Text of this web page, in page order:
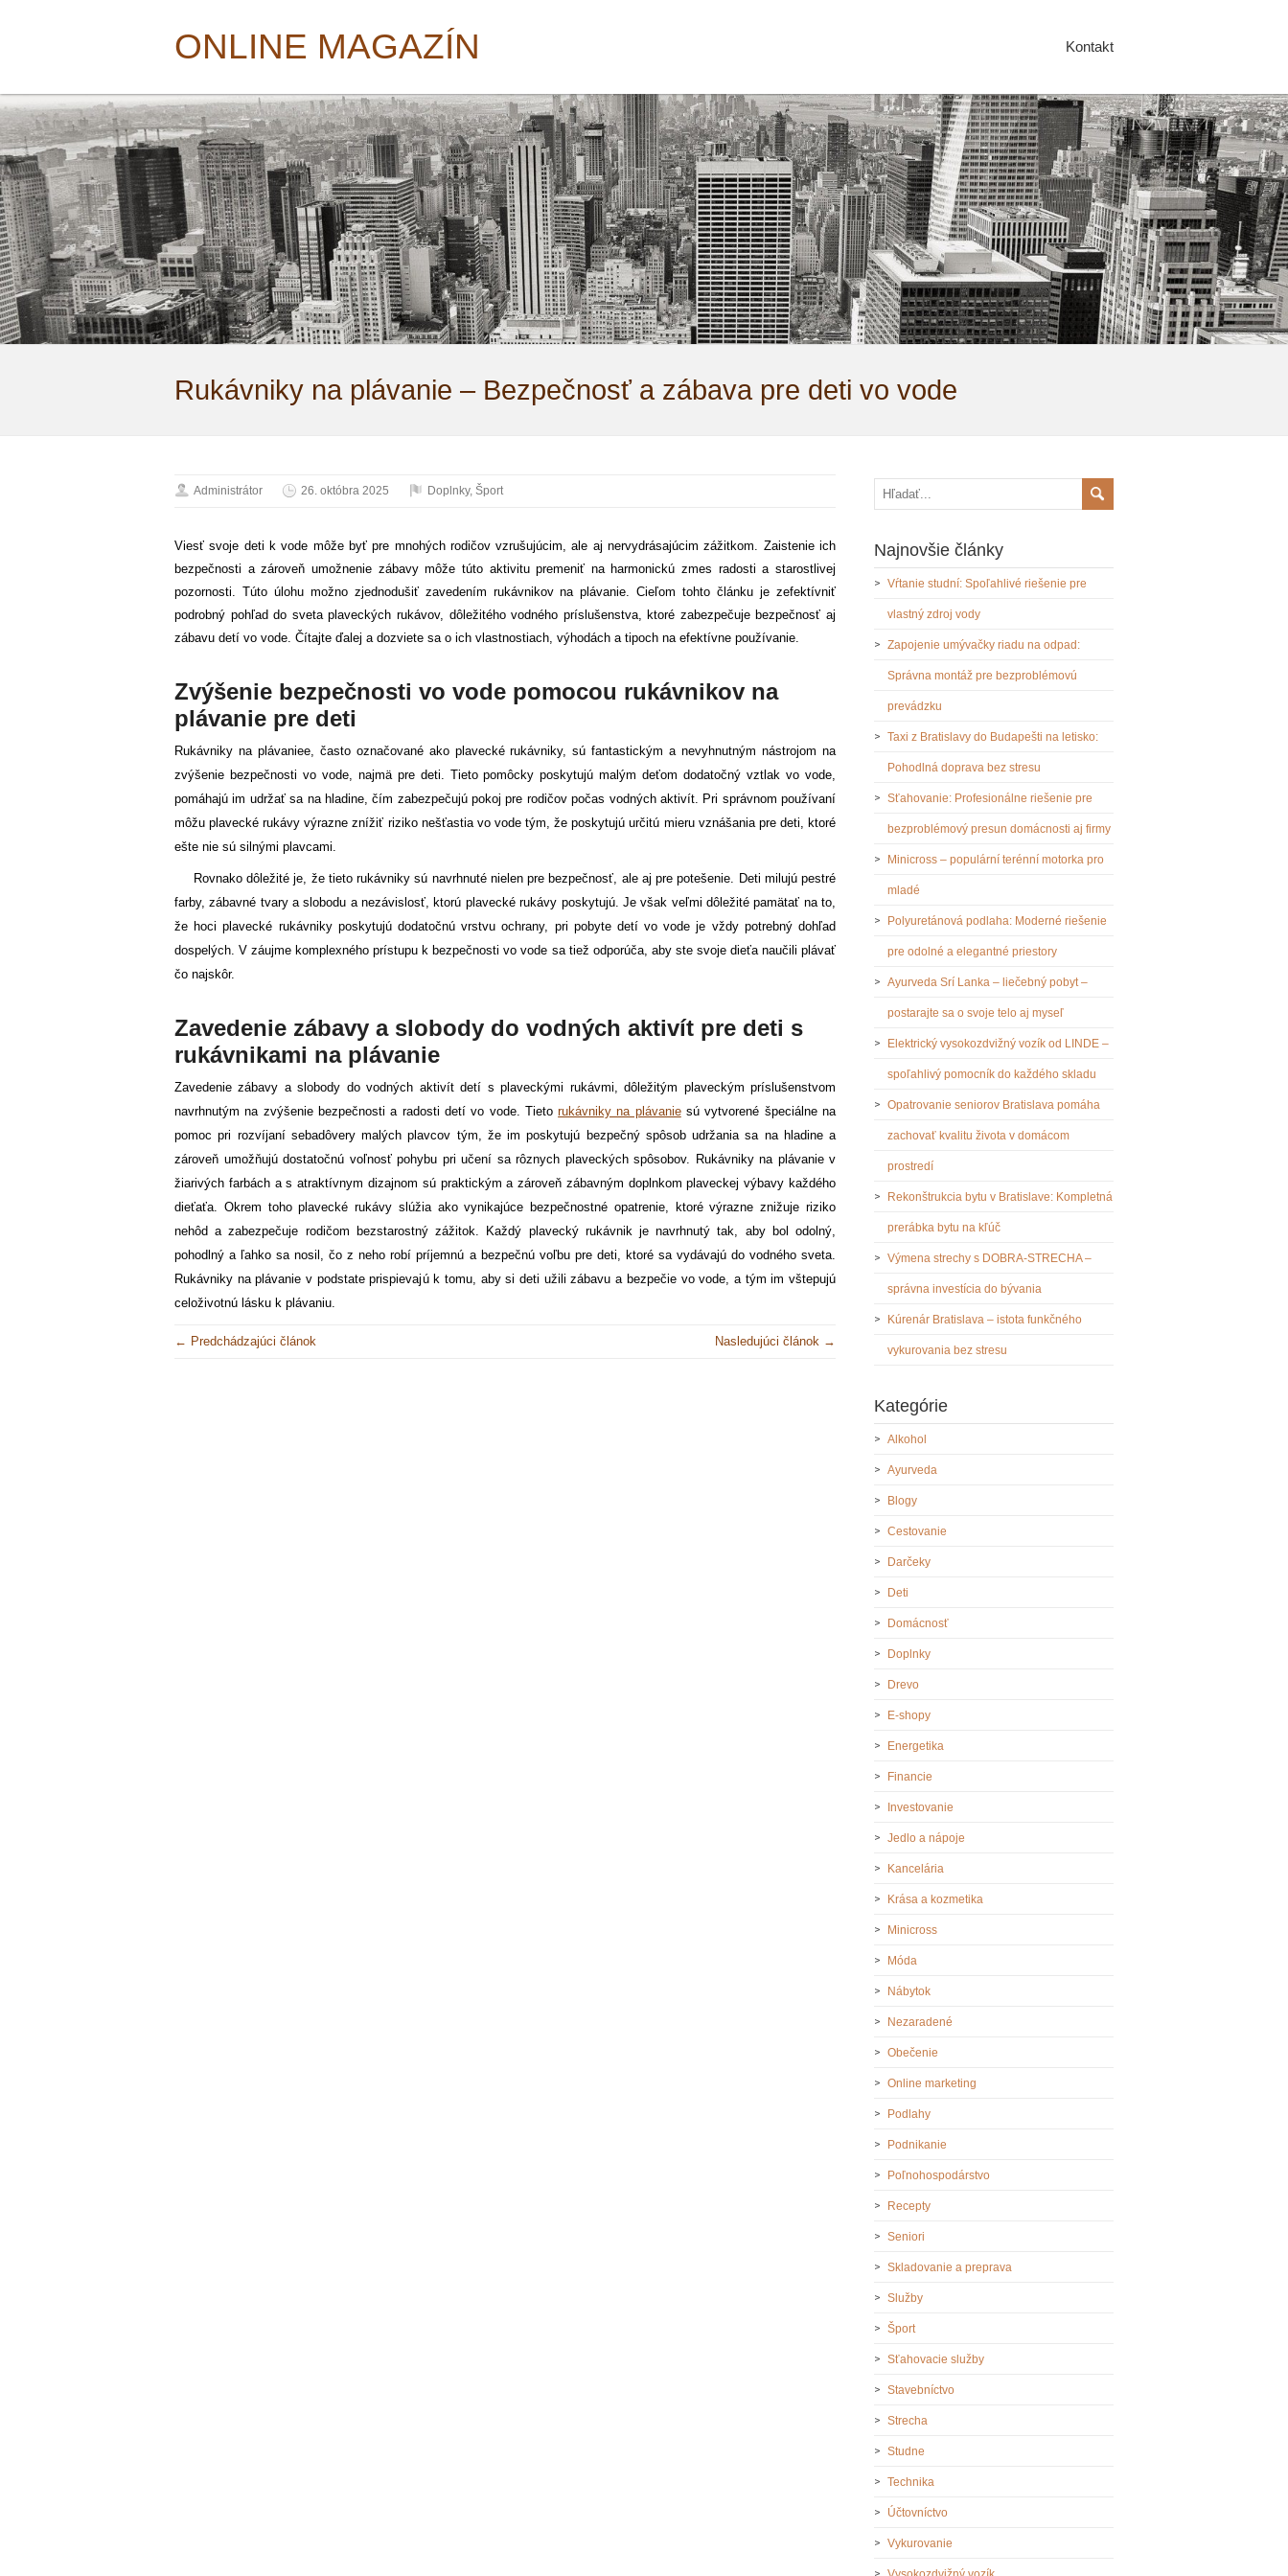
ONLINE MAGAZÍN Kontakt
Rukávniky na plávanie – Bezpečnosť a zábava pre deti vo vode
Administrátor 26. októbra 2025 Doplnky, Šport
Viesť svoje deti k vode môže byť pre mnohých rodičov vzrušujúcim, ale aj nervydrásajúcim zážitkom. Zaistenie ich
bezpečnosti a zároveň umožnenie zábavy môže túto aktivitu premeniť na harmonickú zmes radosti a starostlivej
pozornosti. Túto úlohu možno zjednodušiť zavedením rukávnikov na plávanie. Cieľom tohto článku je zefektívniť
podrobný pohľad do sveta plaveckých rukávov, dôležitého vodného príslušenstva, ktoré zabezpečuje bezpečnosť aj
zábavu detí vo vode. Čítajte ďalej a dozviete sa o ich vlastnostiach, výhodách a tipoch na efektívne používanie.
Zvýšenie bezpečnosti vo vode pomocou rukávnikov na
plávanie pre deti
Rukávniky na plávaniee, často označované ako plavecké rukávniky, sú fantastickým a nevyhnutným nástrojom na
zvýšenie bezpečnosti vo vode, najmä pre deti. Tieto pomôcky poskytujú malým deťom dodatočný vztlak vo vode,
pomáhajú im udržať sa na hladine, čím zabezpečujú pokoj pre rodičov počas vodných aktivít. Pri správnom používaní
môžu plavecké rukávy výrazne znížiť riziko nešťastia vo vode tým, že poskytujú určitú mieru vznášania pre deti, ktoré
ešte nie sú silnými plavcami.
Rovnako dôležité je, že tieto rukávniky sú navrhnuté nielen pre bezpečnosť, ale aj pre potešenie. Deti milujú pestré
farby, zábavné tvary a slobodu a nezávislosť, ktorú plavecké rukávy poskytujú. Je však veľmi dôležité pamätať na to,
že hoci plavecké rukávniky poskytujú dodatočnú vrstvu ochrany, pri pobyte detí vo vode je vždy potrebný dohľad
dospelých. V záujme komplexného prístupu k bezpečnosti vo vode sa tiež odporúča, aby ste svoje dieťa naučili plávať
čo najskôr.
Zavedenie zábavy a slobody do vodných aktivít pre deti s
rukávnikami na plávanie
Zavedenie zábavy a slobody do vodných aktivít detí s plaveckými rukávmi, dôležitým plaveckým príslušenstvom
navrhnutým na zvýšenie bezpečnosti a radosti detí vo vode. Tietorukávniky na plávaniesú vytvorené špeciálne na
pomoc pri rozvíjaní sebadôvery malých plavcov tým, že im poskytujú bezpečný spôsob udržania sa na hladine a
zároveň umožňujú dostatočnú voľnosť pohybu pri učení sa rôznych plaveckých spôsobov. Rukávniky na plávanie v
žiarivých farbách a s atraktívnym dizajnom sú praktickým a zároveň zábavným doplnkom plaveckej výbavy každého
dieťaťa. Okrem toho plavecké rukávy slúžia ako vynikajúce bezpečnostné opatrenie, ktoré výrazne znižuje riziko
nehôd a zabezpečuje rodičom bezstarostný zážitok. Každý plavecký rukávnik je navrhnutý tak, aby bol odolný,
pohodlný a ľahko sa nosil, čo z neho robí príjemnú a bezpečnú voľbu pre deti, ktoré sa vydávajú do vodného sveta.
Rukávniky na plávanie v podstate prispievajú k tomu, aby si deti užili zábavu a bezpečie vo vode, a tým im vštepujú
celoživotnú lásku k plávaniu.
← Predchádzajúci článok Nasledujúci článok →
Najnovšie články
Vŕtanie studní: Spoľahlivé riešenie pre
vlastný zdroj vody
Zapojenie umývačky riadu na odpad:
Správna montáž pre bezproblémovú
prevádzku
Taxi z Bratislavy do Budapešti na letisko:
Pohodlná doprava bez stresu
Sťahovanie: Profesionálne riešenie pre
bezproblémový presun domácnosti aj firmy
Minicross – populární terénní motorka pro
mladé
Polyuretánová podlaha: Moderné riešenie
pre odolné a elegantné priestory
Ayurveda Srí Lanka – liečebný pobyt –
postarajte sa o svoje telo aj myseľ
Elektrický vysokozdvižný vozík od LINDE –
spoľahlivý pomocník do každého skladu
Opatrovanie seniorov Bratislava pomáha
zachovať kvalitu života v domácom
prostredí
Rekonštrukcia bytu v Bratislave: Kompletná
prerábka bytu na kľúč
Výmena strechy s DOBRA-STRECHA –
správna investícia do bývania
Kúrenár Bratislava – istota funkčného
vykurovania bez stresu
Kategórie
Alkohol
Ayurveda
Blogy
Cestovanie
Darčeky
Deti
Domácnosť
Doplnky
Drevo
E-shopy
Energetika
Financie
Investovanie
Jedlo a nápoje
Kancelária
Krása a kozmetika
Minicross
Móda
Nábytok
Nezaradené
Obečenie
Online marketing
Podlahy
Podnikanie
Poľnohospodárstvo
Recepty
Seniori
Skladovanie a preprava
Služby
Šport
Sťahovacie služby
Stavebníctvo
Strecha
Studne
Technika
Účtovníctvo
Vykurovanie